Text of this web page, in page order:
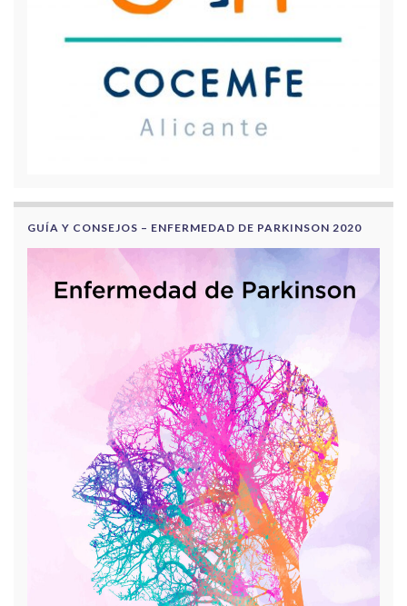
GUÍA Y CONSEJOS – ENFERMEDAD DE PARKINSON 2020